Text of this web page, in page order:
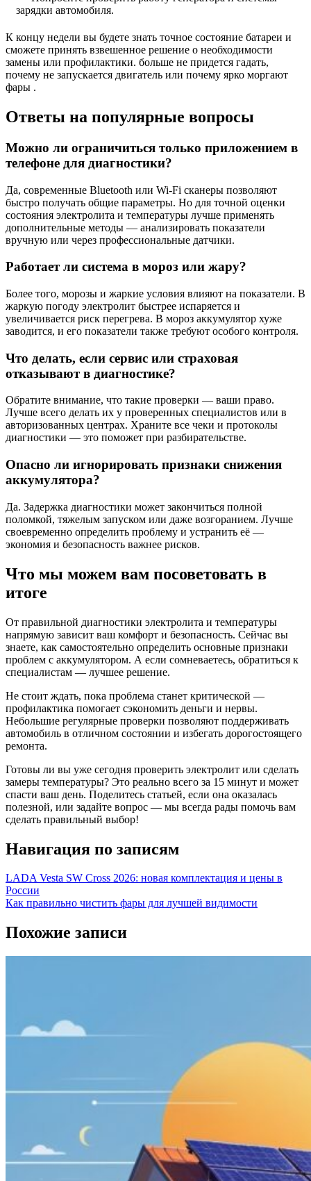
зарядки автомобиля.
К концу недели вы будете знать точное состояние батареи и
сможете принять взвешенное решение о необходимости
замены или профилактики. больше не придется гадать,
почему не запускается двигатель или почему ярко моргают
фары .
Ответы на популярные вопросы
Можно ли ограничиться только приложением в
телефоне для диагностики?
Да, современные Bluetooth или Wi-Fi сканеры позволяют
быстро получать общие параметры. Но для точной оценки
состояния электролита и температуры лучше применять
дополнительные методы — анализировать показатели
вручную или через профессиональные датчики.
Работает ли система в мороз или жару?
Более того, морозы и жаркие условия влияют на показатели. В
жаркую погоду электролит быстрее испаряется и
увеличивается риск перегрева. В мороз аккумулятор хуже
заводится, и его показатели также требуют особого контроля.
Что делать, если сервис или страховая
отказывают в диагностике?
Обратите внимание, что такие проверки — ваши право.
Лучше всего делать их у проверенных специалистов или в
авторизованных центрах. Храните все чеки и протоколы
диагностики — это поможет при разбирательстве.
Опасно ли игнорировать признаки снижения
аккумулятора?
Да. Задержка диагностики может закончиться полной
поломкой, тяжелым запуском или даже возгоранием. Лучше
своевременно определить проблему и устранить её —
экономия и безопасность важнее рисков.
Что мы можем вам посоветовать в
итоге
От правильной диагностики электролита и температуры
напрямую зависит ваш комфорт и безопасность. Сейчас вы
знаете, как самостоятельно определить основные признаки
проблем с аккумулятором. А если сомневаетесь, обратиться к
специалистам — лучшее решение.
Не стоит ждать, пока проблема станет критической —
профилактика помогает сэкономить деньги и нервы.
Небольшие регулярные проверки позволяют поддерживать
автомобиль в отличном состоянии и избегать дорогостоящего
ремонта.
Готовы ли вы уже сегодня проверить электролит или сделать
замеры температуры? Это реально всего за 15 минут и может
спасти ваш день. Поделитесь статьей, если она оказалась
полезной, или задайте вопрос — мы всегда рады помочь вам
сделать правильный выбор!
Навигация по записям
LADA Vesta SW Cross 2026: новая комплектация и цены в
России
Как правильно чистить фары для лучшей видимости
Похожие записи